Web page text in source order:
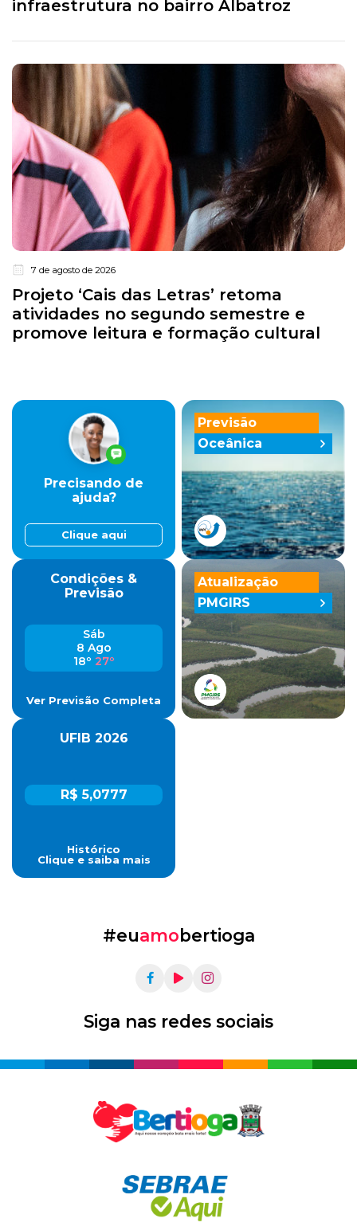
infraestrutura no bairro Albatroz
7 de agosto de 2026
Projeto ‘Cais das Letras’ retoma
atividades no segundo semestre e
promove leitura e formação cultural
Previsão
Oceânica
Precisando de
ajuda?
Clique aqui
Condições &
Previsão
Sáb
8 Ago
18º 27º
Ver Previsão Completa
UFIB 2026
R$ 5,0777
Histórico
Clique e saiba mais
Atualização
PMGIRS
#euamobertioga
Siga nas redes sociais